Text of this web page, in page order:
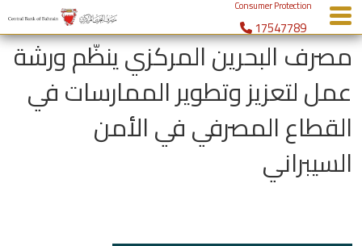
Consumer Protection
17547789menu
مصرف البحرين المركزي ينظّم ورشة
عمل لتعزيز وتطوير الممارسات في
القطاع المصرفي في الأمن
السيبراني